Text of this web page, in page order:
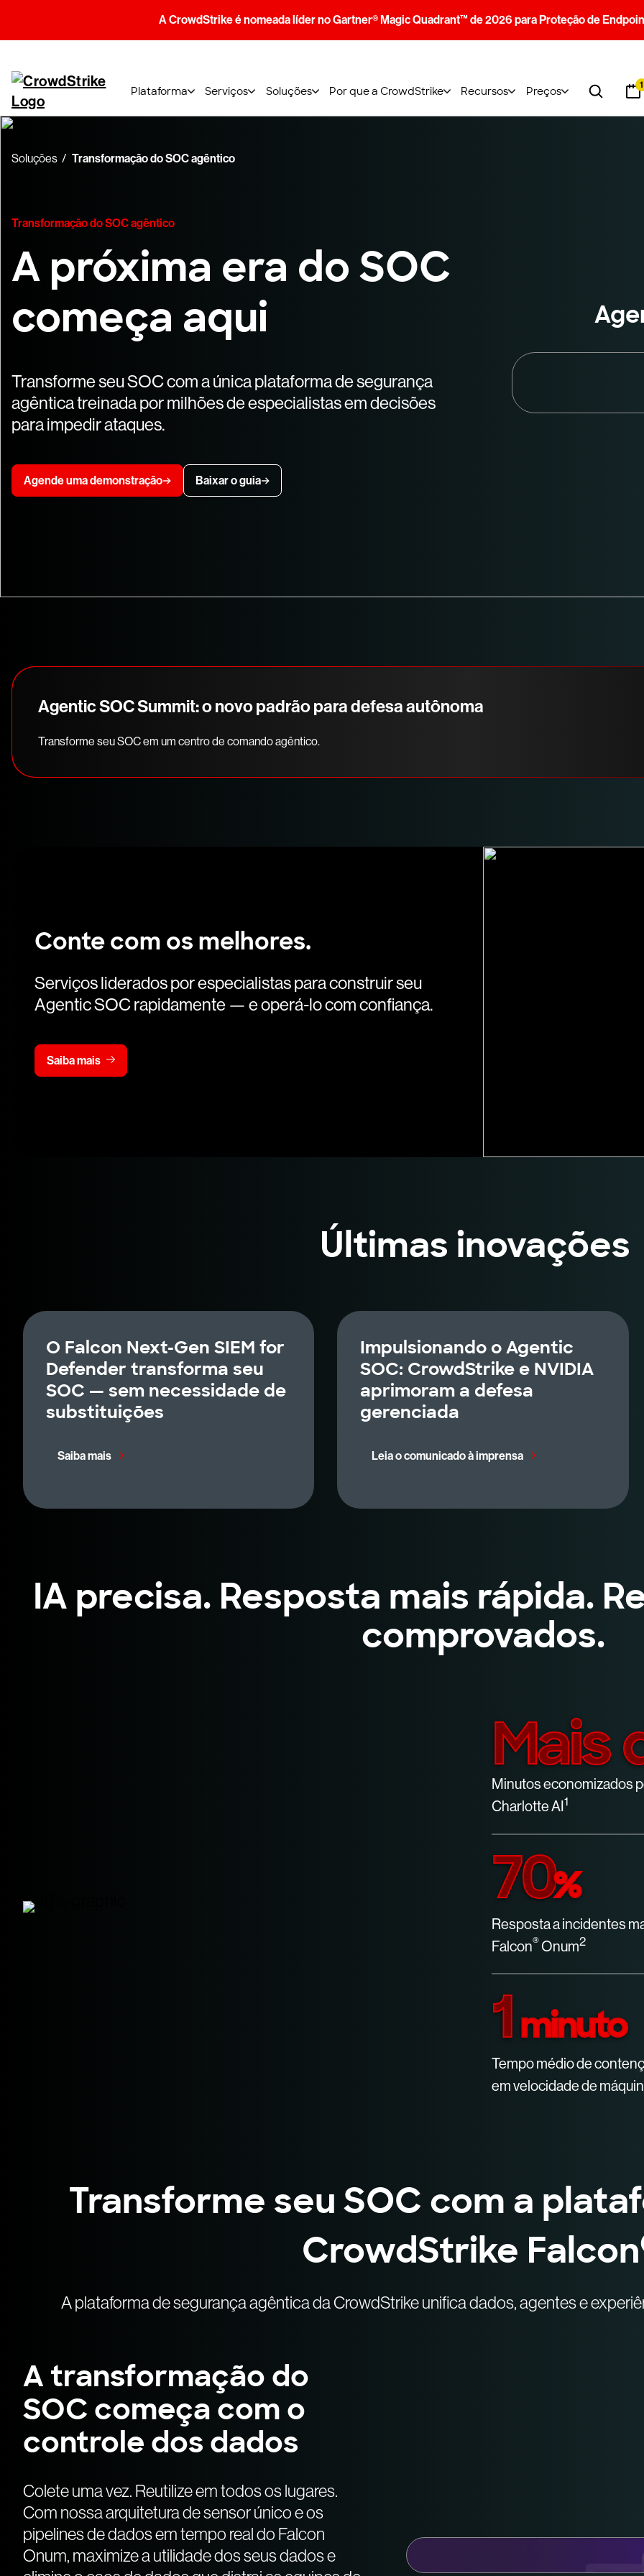
A CrowdStrike é nomeada líder no Gartner® Magic Quadrant™ de 2026 para Proteção de
Plataforma Serviços Soluções Por que a CrowdStrike Recursos Preços 1
Soluções Transformação do SOC agêntico
Transformação do SOC agêntico
A próxima era do SOC
começa aqui
Transforme seu SOC com a única plataforma de segurança
agêntica treinada por milhões de especialistas em decisões
para impedir ataques.
Agende uma demonstração Baixar o guia
Agentic SOC Summit: o novo padrão para defesa autônoma
Transforme seu SOC em um centro de comando agêntico.
Conte com os melhores.
Serviços liderados por especialistas para construir seu
Agentic SOC rapidamente — e operá-lo com confiança.
Saiba mais
Últimas
O Falcon Next-Gen SIEM for
Defender transforma seu
SOC — sem necessidade de
substituições
Saiba mais
Impulsionando o Agentic
SOC: CrowdStrike e NVIDIA
aprimoram a defesa
gerenciada
Leia o comunicado à imprensa
IA precisa. Resposta mais rápida.
comprovados.
Mais
Minutos economizados
Charlotte AI 1
70%
Resposta a incidentes
Falcon®Onum2
1minuto
Tempo médio de
em velocidade de
Transforme seu SOC com a
CrowdStrike Falcon
A plataforma de segurança agêntica da CrowdStrike unifica dados, agentes e
A transformação do
SOC começa com o
controle dos dados
Colete uma vez. Reutilize em todos os lugares.
Com nossa arquitetura de sensor único e os
pipelines de dados em tempo real do Falcon
Onum, maximize a utilidade dos seus dados e